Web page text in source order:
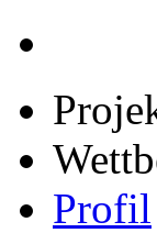
Profil